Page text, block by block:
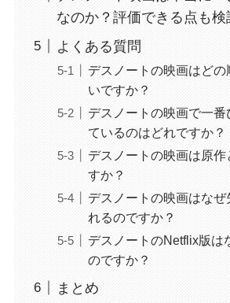
なのか？評価できる点も検
よくある質問
デスノートの映画はどの
いですか？
デスノートの映画で一
ているのはどれですか？
デスノートの映画は原作
すか？
デスノートの映画はな
れるのですか？
デスノートのNetflix版は
のですか？
まとめ